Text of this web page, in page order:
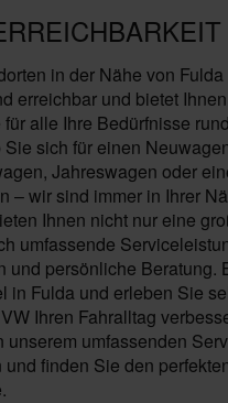
in der Nähe von
erreichbar und bietet
alle Ihre Bedürfnisse
Sie sich für einen
Jahreswagen oder
– wir sind immer in Ihrer
Ihnen nicht nur eine
umfassende
und persönliche Beratung.
in Fulda und erleben Sie
Ihren Fahralltag
unserem umfassenden
und finden Sie den